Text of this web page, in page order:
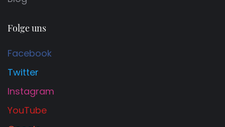
Folge uns
Facebook
Twitter
Instagram
YouTube